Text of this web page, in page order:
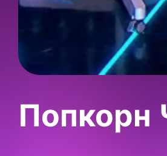
Попкорн